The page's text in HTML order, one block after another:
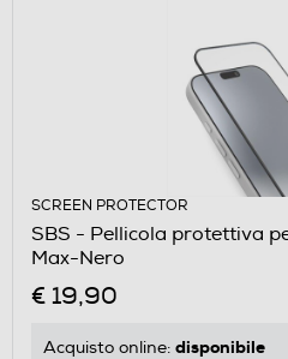
SCREEN PROTECTOR
SBS - Pellicola protettiva
Max-Nero
€ 19,90
Acquisto online: disponibile